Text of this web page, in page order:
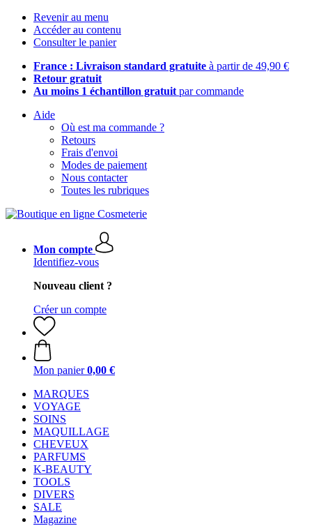
Revenir au menu
Accéder au contenu
Consulter le panier
France : Livraison standard gratuite à partir de 49,90 €
Retour gratuit
Au moins 1 échantillon gratuit par commande
Aide
Où est ma commande ?
Retours
Frais d'envoi
Modes de paiement
Nous contacter
Toutes les rubriques
Mon compte
Identifiez-vous
Nouveau client ?
Créer un compte
Mon panier 0,00 €
MARQUES
VOYAGE
SOINS
MAQUILLAGE
CHEVEUX
PARFUMS
K-BEAUTY
TOOLS
DIVERS
SALE
Magazine